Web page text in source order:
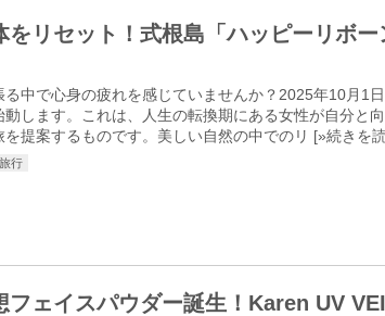
をリセット！式根島「ハッピーリボ
る中で心身の疲れを感じていませんか？2025年10月1
動します。これは、人生の転換期にある女性が自分と
を提案するものです。美しい自然の中でのリ [»続きを
旅行
フェイスパウダー誕生！Karen UV